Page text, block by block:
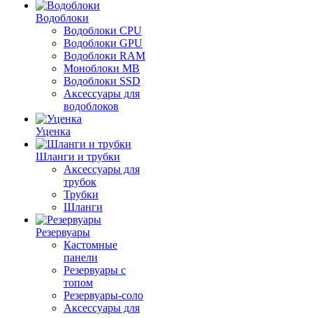
Водоблоки
Водоблоки CPU
Водоблоки GPU
Водоблоки RAM
Моноблоки MB
Водоблоки SSD
Аксессуары для
водоблоков
Уценка
Шланги и трубки
Аксессуары для
трубок
Трубки
Шланги
Резервуары
Кастомные
панели
Резервуары с
топом
Резервуары-соло
Аксессуары для